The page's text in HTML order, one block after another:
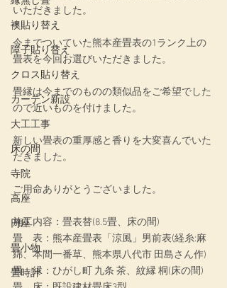
襖貼り替え
障子貼り替え
クロス貼り替え
カーテン新設
大工工事
床の間
寺院
高座
円座
畳小物
畳時計
いただきました。
今までついていた熊本産畳表の1ランク上の
畳表を今回お選びいただきました。
畳縁は今までのものの類似品をご希望でした
ので近いものを付けました。
新しい畳表の重厚感と香りを大変喜んでいた
だきました。
ご用命ありがとうございました。
施工内容：畳表替(8.5畳、床の間)
畳　表：熊本産畳表「涼風」男前表(経糸:麻
綿、本間一番草、熊本県八代市 田島さん作)
畳　縁：ひがし町 九条 茶、紋縁 桐(床の間)